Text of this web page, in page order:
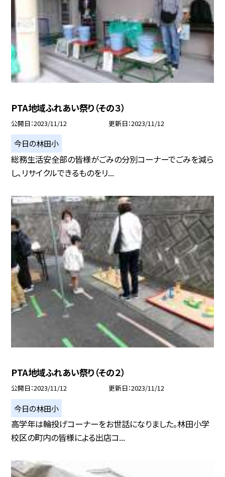
PTA地域ふれあい祭り（その３）
公開日 2023/11/12 更新日 2023/11/12
今日の林田小
総務生活安全部の皆様がごみの分別コーナーでごみを減ら
し、リサイクルできるものをリ...
PTA地域ふれあい祭り（その２）
公開日 2023/11/12 更新日 2023/11/12
今日の林田小
高学年は輪投げコーナーをお世話になりました。林田小学
校区の町内の皆様による出店コ...